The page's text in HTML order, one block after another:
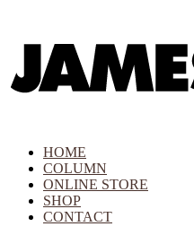
HOME
COLUMN
ONLINE STORE
SHOP
CONTACT